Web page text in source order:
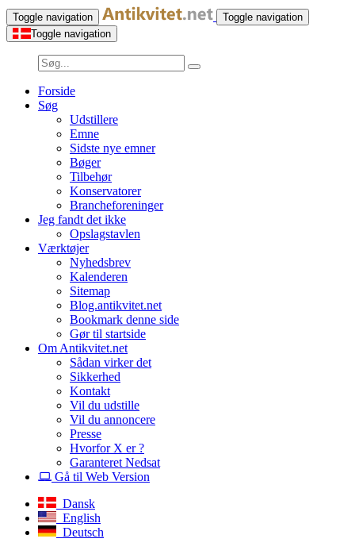
Toggle navigation
Toggle navigation
Toggle navigation
Forside
Søg
Udstillere
Emne
Sidste nye emner
Bøger
Tilbehør
Konservatorer
Brancheforeninger
Jeg fandt det ikke
Opslagstavlen
Værktøjer
Nyhedsbrev
Kalenderen
Sitemap
Blog.antikvitet.net
Bookmark denne side
Gør til startside
Om Antikvitet.net
Sådan virker det
Sikkerhed
Kontakt
Vil du udstille
Vil du annoncere
Presse
Hvorfor X er ?
Garanteret Nedsat
Gå til Web Version
Dansk
English
Deutsch